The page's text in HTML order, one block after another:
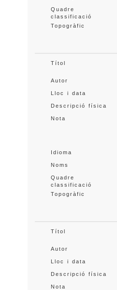
Quadre
classificació
Topogràfic
Títol
Autor
Lloc i data
Descripció física
Nota
Idioma
Noms
Quadre
classificació
Topogràfic
Títol
Autor
Lloc i data
Descripció física
Nota